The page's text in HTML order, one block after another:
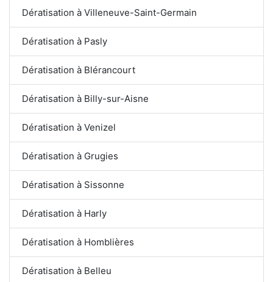
Dératisation à Villeneuve-Saint-Germain
Dératisation à Pasly
Dératisation à Blérancourt
Dératisation à Billy-sur-Aisne
Dératisation à Venizel
Dératisation à Grugies
Dératisation à Sissonne
Dératisation à Harly
Dératisation à Homblières
Dératisation à Belleu